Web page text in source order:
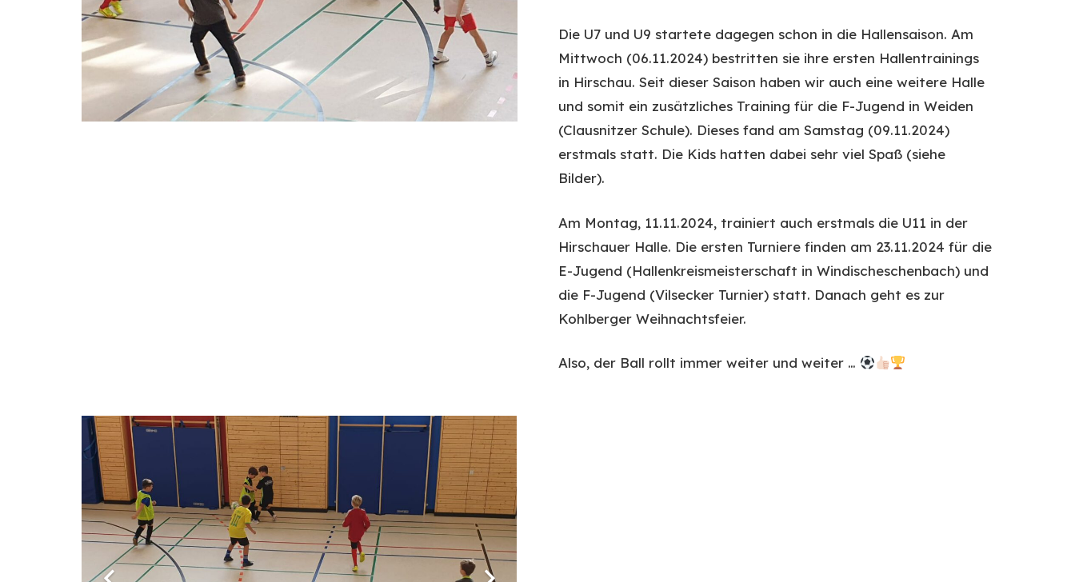
Die U7 und U9 startete dagegen schon in die Hallensaison. Am
Mittwoch (06.11.2024) bestritten sie ihre ersten Hallentrainings
in Hirschau. Seit dieser Saison haben wir auch eine weitere Halle
und somit ein zusätzliches Training für die F-Jugend in Weiden
(Clausnitzer Schule). Dieses fand am Samstag (09.11.2024)
erstmals statt. Die Kids hatten dabei sehr viel Spaß (siehe
Bilder).
Am Montag, 11.11.2024, trainiert auch erstmals die U11 in der
Hirschauer Halle. Die ersten Turniere finden am 23.11.2024 für die
E-Jugend (Hallenkreismeisterschaft in Windischeschenbach) und
die F-Jugend (Vilsecker Turnier) statt. Danach geht es zur
Kohlberger Weihnachtsfeier.
Also, der Ball rollt immer weiter und weiter …